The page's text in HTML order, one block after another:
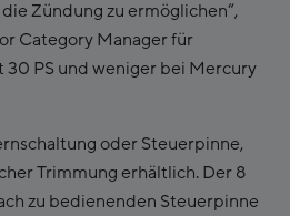
Zündung zu ermöglichen“,
Category Manager für
PS und weniger bei Mercury
oder Steuerpinne,
Trimmung erhältlich. Der 8
zu bedienenden Steuerpinne